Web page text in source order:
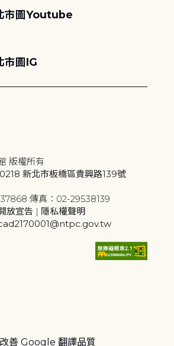
市圖Youtube
市圖IG
版權所有
新北市板橋區貴興路139號
傳真：02-29538139
放宣告 | 隱私權聲明
善 Google 翻譯品質